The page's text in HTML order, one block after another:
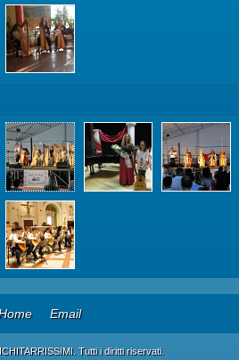
Email
Tutti i diritti riservati.